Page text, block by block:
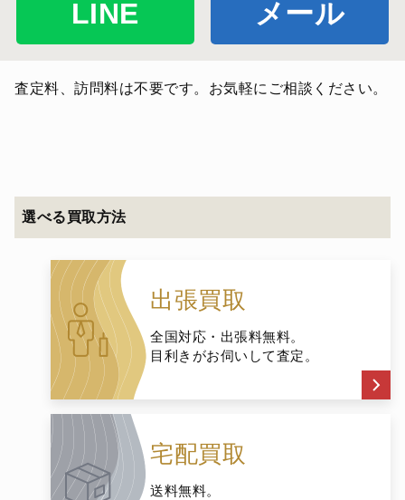
LINE メール
査定料、訪問料は不要です。お気軽にご相談ください。
選べる買取方法
出張買取
全国対応・出張料無料。
目利きがお伺いして査定。
宅配買取
送料無料。